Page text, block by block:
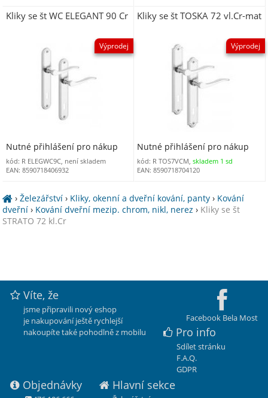
Kliky se št WC ELEGANT 90 Cr
Výprodej
Nutné přihlášení pro nákup
kód: R ELEGWC9C, není skladem
EAN: 8590718406932
Kliky se št TOSKA 72 vl.Cr-mat
Výprodej
Nutné přihlášení pro nákup
kód: R TOS7VCM,skladem 1 sd
EAN: 8590718704120
›Železářství › Kliky, okenní a dveřní kování, panty › Kování
dveřní › Kování dveřní mezip. chrom, nikl, nerez › Kliky se št
STRATO 72 kl.Cr
Facebook Bela Most
Víte, že
jsme připravili nový eshop
je nakupování ještě rychlejší
nakoupíte také pohodlně z mobilu
Pro info
Sdílet stránku
F.A.Q.
GDPR
Objednávky Hlavní sekce